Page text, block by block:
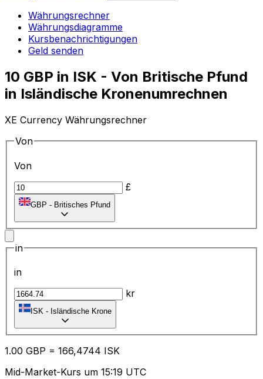
Währungsrechner
Währungsdiagramme
Kursbenachrichtigungen
Geld senden
10 GBP in ISK - Von Britische Pfund
in Isländische Kronenumrechnen
XE Currency Währungsrechner
Von
Von
£
GBP - Britisches Pfund
in
in
kr
ISK - Isländische Krone
1.00 GBP = 166,4744 ISK
Mid-Market-Kurs um 15:19 UTC